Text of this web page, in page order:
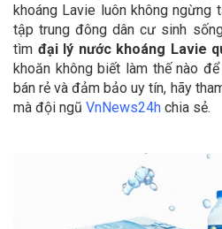
khoáng Lavie luôn không ngừng
tập trung đông dân cư sinh
tìm đại lý nước khoáng Lavie
khoăn không biết làm thế nào
bán rẻ và đảm bảo uy tín, hãy
mà đội ngũ VnNews24h chia sẻ.